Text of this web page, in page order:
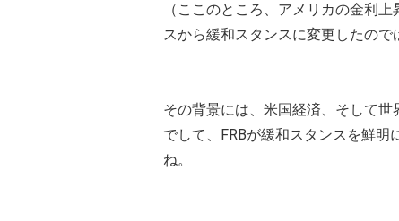
（ここのところ、アメリカの金利
スから緩和スタンスに変更したので
その背景には、米国経済、そして
でして、FRBが緩和スタンスを鮮
ね。